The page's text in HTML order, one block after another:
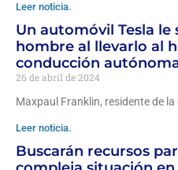
Leer noticia.
Un automóvil Tesla le
hombre al llevarlo al
conducción
26 de abril de 2024
Maxpaul Franklin, residente de
Leer noticia.
Buscarán recursos